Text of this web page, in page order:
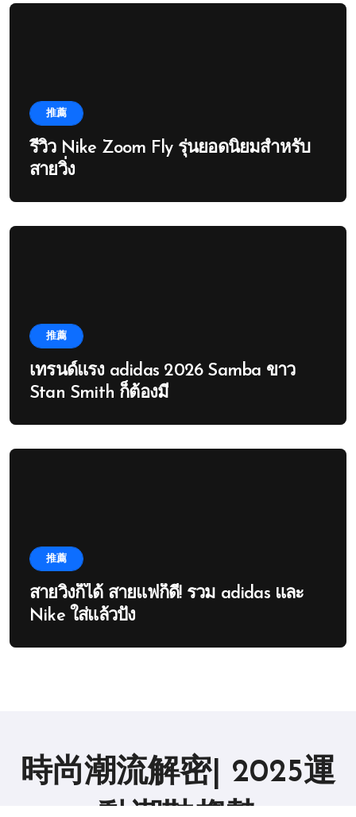
推薦
รีวิว Nike Zoom Fly รุ่นยอดนิยมสำหรับ
สายวิ่ง
推薦
เทรนด์แรง adidas 2026 Samba ขาว
Stan Smith ก็ต้องมี
推薦
สายวิ่งก็ได้ สายแฟก็ดี! รวม adidas และ
Nike ใส่แล้วปัง
時尚潮流解密| 2025運